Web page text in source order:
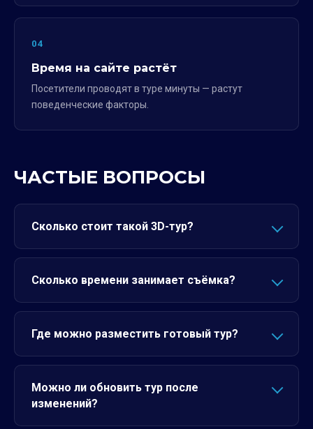
04
Время на сайте растёт
Посетители проводят в туре минуты — растут
поведенческие факторы.
ЧАСТЫЕ ВОПРОСЫ
Сколько стоит такой 3D-тур?
Сколько времени занимает съёмка?
Где можно разместить готовый тур?
Можно ли обновить тур после
изменений?